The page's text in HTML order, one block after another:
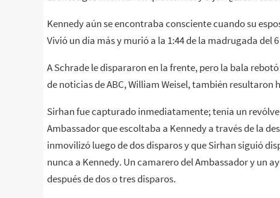
Kennedy aún se encontraba consciente cuando su
Vivió un día más y murió a la 1:44 de la madrugada del
A Schrade le dispararon en la frente, pero la bala
de noticias de ABC, William Weisel, también resultaron
Sirhan fue capturado inmediatamente; tenía un
Ambassador que escoltaba a Kennedy a través de la
inmovilizó luego de dos disparos y que Sirhan siguió
nunca a Kennedy. Un camarero del Ambassador y un
después de dos o tres disparos.